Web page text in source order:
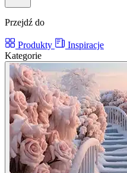
Przejdź do
Produkty
Inspiracje
Kategorie